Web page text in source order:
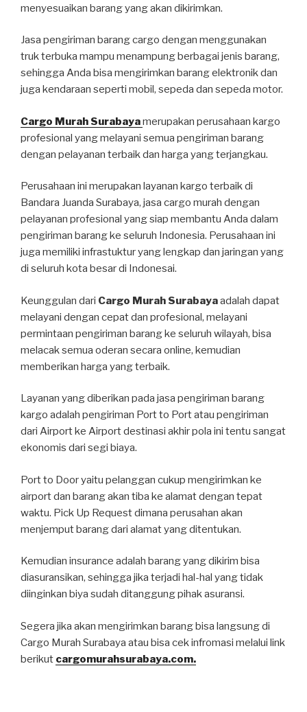
menyesuaikan barang yang akan dikirimkan.
Jasa pengiriman barang cargo dengan menggunakan
truk terbuka mampu menampung berbagai jenis barang,
sehingga Anda bisa mengirimkan barang elektronik dan
juga kendaraan seperti mobil, sepeda dan sepeda motor.
Cargo Murah Surabayamerupakan perusahaan kargo
profesional yang melayani semua pengiriman barang
dengan pelayanan terbaik dan harga yang terjangkau.
Perusahaan ini merupakan layanan kargo terbaik di
Bandara Juanda Surabaya, jasa cargo murah dengan
pelayanan profesional yang siap membantu Anda dalam
pengiriman barang ke seluruh Indonesia. Perusahaan ini
juga memiliki infrastuktur yang lengkap dan jaringan yang
di seluruh kota besar di Indonesai.
Keunggulan dari Cargo Murah Surabayaadalah dapat
melayani dengan cepat dan profesional, melayani
permintaan pengiriman barang ke seluruh wilayah, bisa
melacak semua oderan secara online, kemudian
memberikan harga yang terbaik.
Layanan yang diberikan pada jasa pengiriman barang
kargo adalah pengiriman Port to Port atau pengiriman
dari Airport ke Airport destinasi akhir pola ini tentu sangat
ekonomis dari segi biaya.
Port to Door yaitu pelanggan cukup mengirimkan ke
airport dan barang akan tiba ke alamat dengan tepat
waktu. Pick Up Request dimana perusahan akan
menjemput barang dari alamat yang ditentukan.
Kemudian insurance adalah barang yang dikirim bisa
diasuransikan, sehingga jika terjadi hal-hal yang tidak
diinginkan biya sudah ditanggung pihak asuransi.
Segera jika akan mengirimkan barang bisa langsung di
Cargo Murah Surabaya atau bisa cek infromasi melalui link
berikut cargomurahsurabaya.com.